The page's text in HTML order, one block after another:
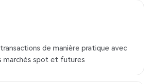
de manière pratique avec
marchés spot et futures